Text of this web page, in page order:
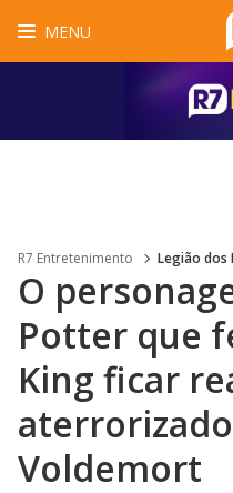
MENU
R7 Entretenimento Legião dos
O
Potter que
King ficar
Voldemort